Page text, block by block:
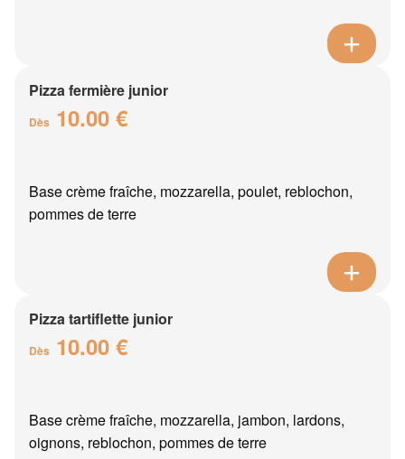
Pizza fermière junior
Dès 10.00 €
Base crème fraîche, mozzarella, poulet, reblochon,
pommes de terre
Pizza tartiflette junior
Dès 10.00 €
Base crème fraîche, mozzarella, jambon, lardons,
oignons, reblochon, pommes de terre